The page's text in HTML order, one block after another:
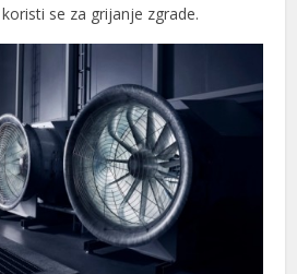
se za grijanje zgrade.